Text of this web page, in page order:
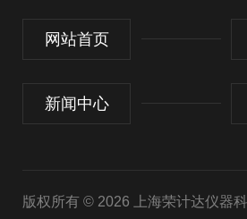
网站首页
新闻中心
版权所有 © 2026 上海荣计达仪器